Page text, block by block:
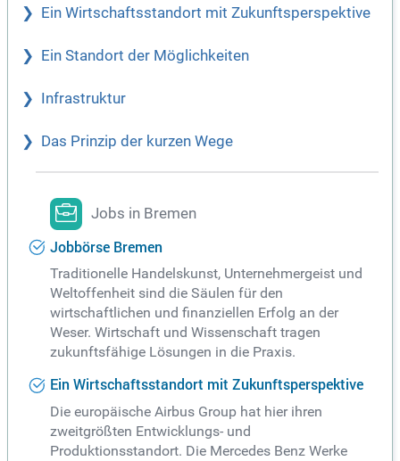
Ein Wirtschaftsstandort mit Zukunftsperspektive
Ein Standort der Möglichkeiten
Infrastruktur
Das Prinzip der kurzen Wege
Jobs in Bremen
Jobbörse Bremen
Traditionelle Handelskunst, Unternehmergeist und
Weltoffenheit sind die Säulen für den
wirtschaftlichen und finanziellen Erfolg an der
Weser. Wirtschaft und Wissenschaft tragen
zukunftsfähige Lösungen in die Praxis.
Ein Wirtschaftsstandort mit Zukunftsperspektive
Die europäische Airbus Group hat hier ihren
zweitgrößten Entwicklungs- und
Produktionsstandort. Die Mercedes Benz Werke